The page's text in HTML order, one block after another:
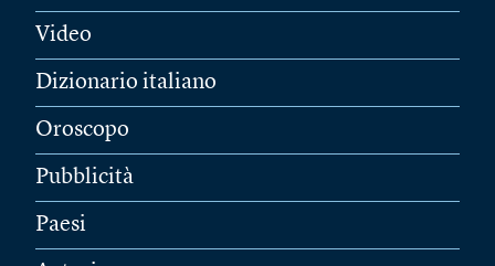
Video
Dizionario italiano
Oroscopo
Pubblicità
Paesi